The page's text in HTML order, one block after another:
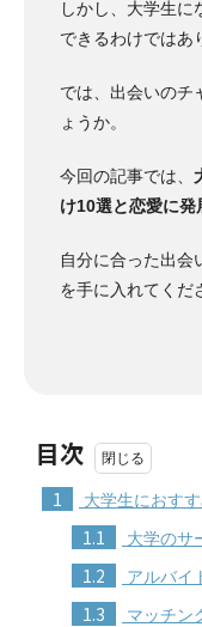
しかし、大学生に
できるわけではあ
では、出会いのチ
ょうか。
今回の記事では、
け10選と恋愛に
自分に合った出会
を手に入れてくだ
目次
1 大学生におす
1.1 大学のサ
1.2 アルバイ
1.3 マッチン